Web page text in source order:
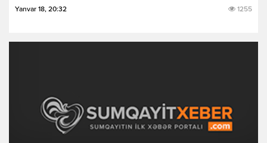
Yanvar 18, 20:32 1255